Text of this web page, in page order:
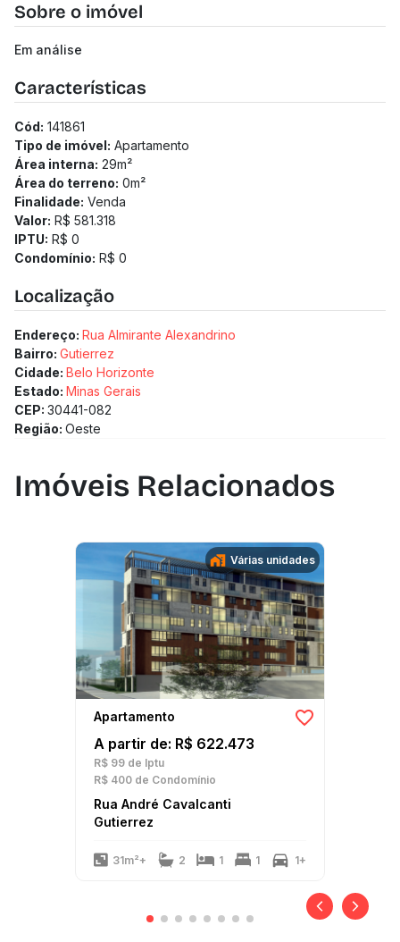
Sobre o imóvel
Em análise
Características
Cód: 141861
Tipo de imóvel: Apartamento
Área interna: 29m²
Área do terreno: 0m²
Finalidade: Venda
Valor: R$ 581.318
IPTU: R$ 0
Condomínio: R$ 0
Localização
Endereço: Rua Almirante Alexandrino
Bairro: Gutierrez
Cidade: Belo Horizonte
Estado: Minas Gerais
CEP: 30441-082
Região: Oeste
Imóveis Relacionados
Várias unidades
Apartamento
A partir de: R$ 622.473
R$ 99 de Iptu
R$ 400 de Condomínio
Rua André Cavalcanti
Gutierrez
31m²+ 2 1 1 1+